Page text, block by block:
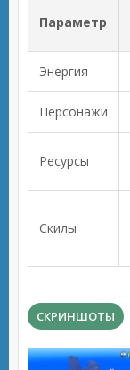
Параметр
Энергия
Персонажи
Ресурсы
Скилы
СКРИНШОТЫ